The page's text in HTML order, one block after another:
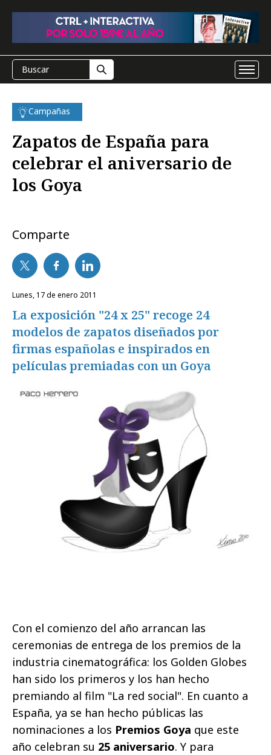
Campañas
Zapatos de España para
celebrar el aniversario de
los Goya
Comparte
lunes, 17 de enero 2011
La exposición "24 x 25" recoge 24
modelos de zapatos diseñados por
firmas españolas e inspirados en
películas premiadas con un Goya
Con el comienzo del año arrancan las
ceremonias de entrega de los premios de la
industria cinematográfica: los Golden Globes
han sido los primeros y los han hecho
premiando al film "La red social". En cuanto a
España, ya se han hecho públicas las
nominaciones a los Premios Goya que este
año celebran su 25 aniversario. Y para